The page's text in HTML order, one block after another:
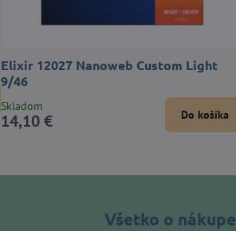
Elixir 12027 Nanoweb Custom Light
9/46
Skladom
14,10 € Do košíka
Všetko o nákupe